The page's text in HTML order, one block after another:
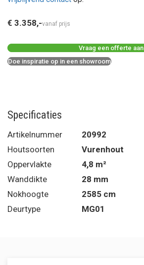
€ 3.358,-vanaf prijs
Vraag een offerte aan
Doe inspiratie op in een showroom
Specificaties
Artikelnummer
20992
Houtsoorten
Vurenhout
Oppervlakte
4,8 m²
Wanddikte
28 mm
Nokhoogte
2585 cm
Deurtype
MG01